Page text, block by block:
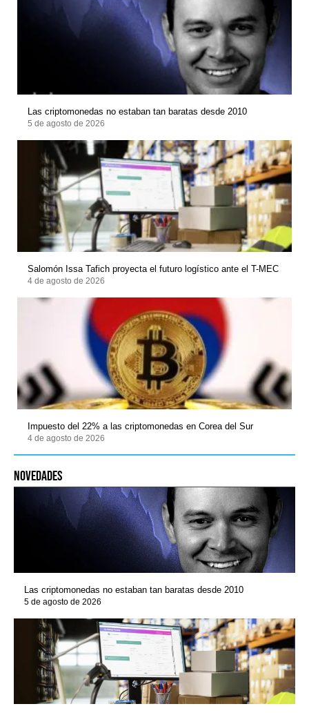
Las criptomonedas no estaban tan baratas desde 2010
5 de agosto de 2026
Salomón Issa Tafich proyecta el futuro logístico ante el T-MEC
4 de agosto de 2026
Impuesto del 22% a las criptomonedas en Corea del Sur
4 de agosto de 2026
novedades
Las criptomonedas no estaban tan baratas desde 2010
5 de agosto de 2026